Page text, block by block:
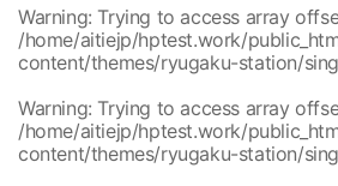
Warning: Trying to access array
/home/aitiejp/hptest.work/
content/themes/ryugaku-station/
Warning: Trying to access array
/home/aitiejp/hptest.work/
content/themes/ryugaku-station/